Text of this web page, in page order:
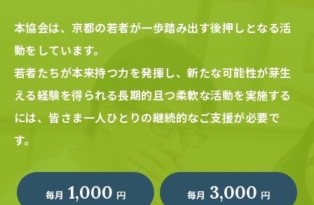
本協会は、京都の若者が一歩踏み出す後押しとなる活
動をしています。
若者たちが本来持つ力を発揮し、新たな可能性が芽生
える経験を得られる長期的且つ柔軟な活動を実施する
には、皆さま一人ひとりの継続的なご支援が必要で
す。
毎月 1,000 円 毎月 3,000 円